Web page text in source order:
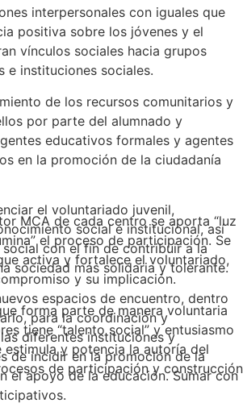
interpersonales con iguales que
positiva sobre los jóvenes y el
vínculos sociales hacia grupos
e instituciones sociales.
de los recursos comunitarios y
por parte del alumnado y
educativos formales y agentes
en la promoción de la ciudadanía
el voluntariado juvenil,
social e institucional, así
con el fin de contribuir a la
sociedad más solidaria y tolerante.
espacios de encuentro, dentro
para la coordinación y
diferentes instituciones y
de incidir en la promoción de la
el apoyo de la educación. Sumar con
MCA de cada centro se aporta “luz
el proceso de participación. Se
activa y fortalece el voluntariado,
y su implicación.
forma parte de manera voluntaria
tiene “talento social” y entusiasmo
estimula y potencia la autoría del
de participación y construcción